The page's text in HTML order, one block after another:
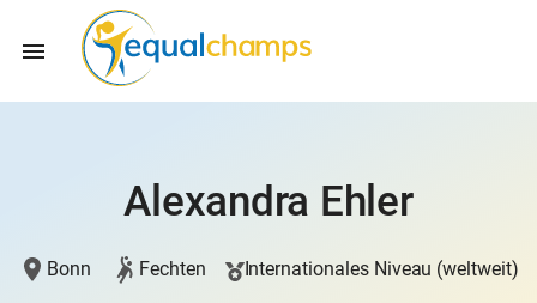
Alexandra Ehler
Bonn Fechten Internationales Niveau (weltweit)